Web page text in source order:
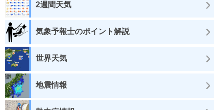
2週間天気
気象予報士のポイント解説
世界天気
地震情報